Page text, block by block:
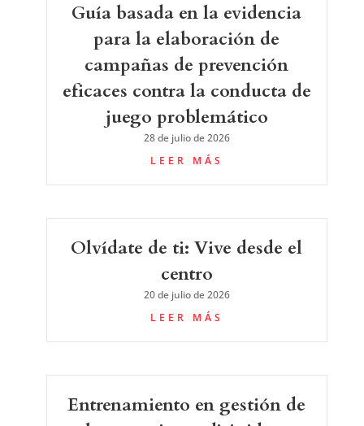
Guía basada en la evidencia
para la elaboración de
campañas de prevención
eficaces contra la conducta de
juego problemático
28 de julio de 2026
LEER MÁS
Olvídate de ti: Vive desde el
centro
20 de julio de 2026
LEER MÁS
Entrenamiento en gestión de